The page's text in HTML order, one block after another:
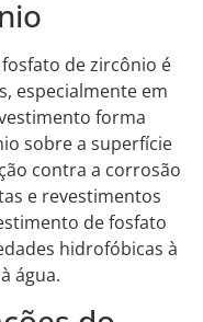
de zircônio é
especialmente em
forma
sobre a superfície
contra a corrosão
e revestimentos
de fosfato
hidrofóbicas à
água.